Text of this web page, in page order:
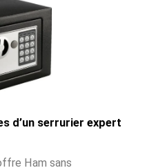
d’un serrurier expert
Ham sans